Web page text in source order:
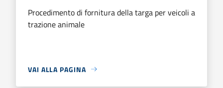
Procedimento di fornitura della targa per veicoli a
trazione animale
VAI ALLA PAGINA